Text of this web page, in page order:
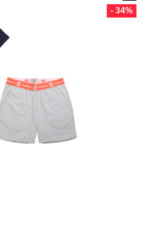
- 34%